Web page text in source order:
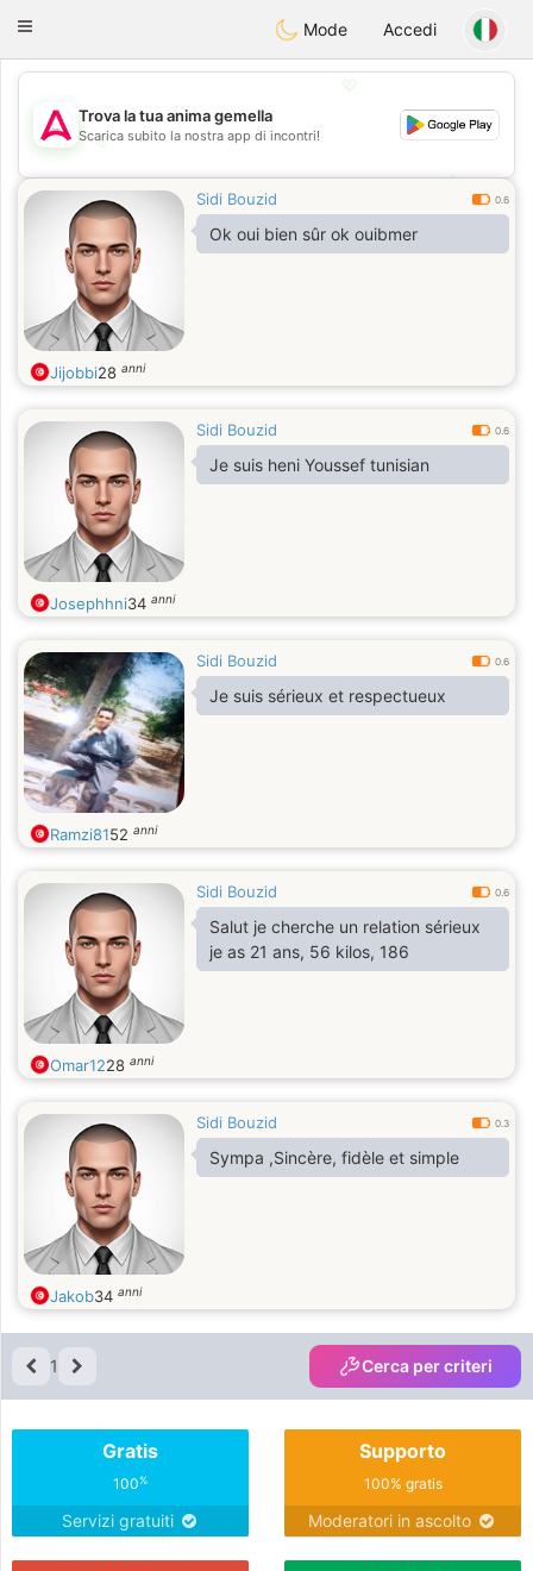
Tantôt
Toggle
Mode Accedi
💖
💕
💕
Trova la tua anima gemella
Scarica subito la nostra app di incontri!
Sidi Bouzid 0.6
Ok oui bien sûr ok ouibmer
Jijobbi28 anni
Sidi Bouzid 0.6
Je suis heni Youssef tunisian
Josephhni34 anni
Sidi Bouzid 0.6
Je suis sérieux et respectueux
Ramzi8152 anni
Sidi Bouzid 0.6
Salut je cherche un relation sérieux
je as 21 ans, 56 kilos, 186
Omar1228 anni
Sidi Bouzid 0.3
Sympa ,Sincère, fidèle et simple
Jakob34 anni
1 Cerca per criteri
Gratis
100%
Servizi gratuiti
Supporto
100% gratis
Moderatori in ascolto